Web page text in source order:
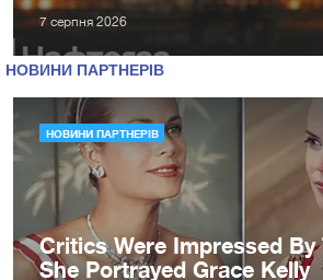
7 серпня 2026